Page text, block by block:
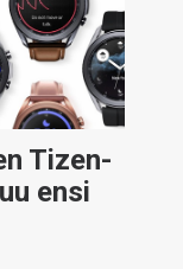
Tizen-
ensi